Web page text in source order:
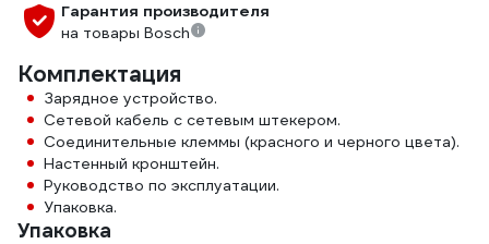
Гарантия производителя
на товары Bosch
Комплектация
Зарядное устройство.
Сетевой кабель с сетевым штекером.
Соединительные клеммы (красного и черного цвета).
Настенный кронштейн.
Руководство по эксплуатации.
Упаковка.
Упаковка